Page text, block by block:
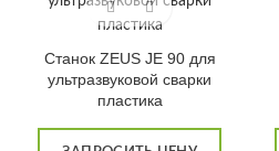
Станок ZEUS JE 90 для
ультразвуковой сварки
пластика